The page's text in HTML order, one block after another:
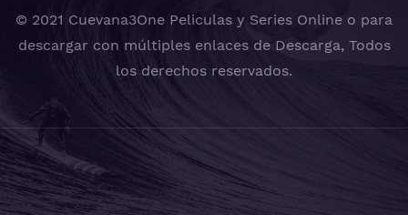
© 2021 Cuevana3One Peliculas y Series Online o para
descargar con múltiples enlaces de Descarga, Todos
los derechos reservados.